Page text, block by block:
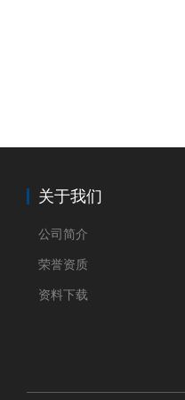
关于我们
公司简介
荣誉资质
资料下载